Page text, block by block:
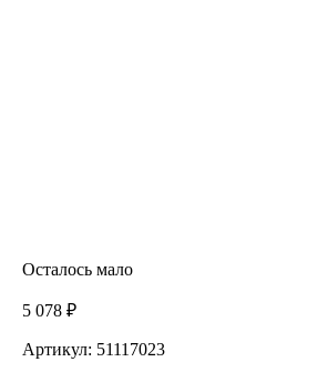
Осталось мало
5 078 ₽
Артикул: 51117023